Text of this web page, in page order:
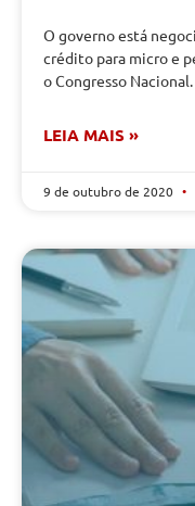
O governo está
crédito para micro e
o Congresso Nacional.
LEIA MAIS »
9 de outubro de 2020